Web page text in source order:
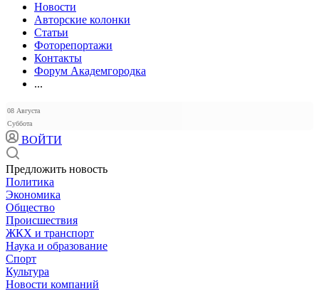
Новости
Авторские колонки
Статьи
Фоторепортажи
Контакты
Форум Академгородка
...
08 Августа
Суббота
ВОЙТИ
Предложить новость
Политика
Экономика
Общество
Происшествия
ЖКХ и транспорт
Наука и образование
Спорт
Культура
Новости компаний